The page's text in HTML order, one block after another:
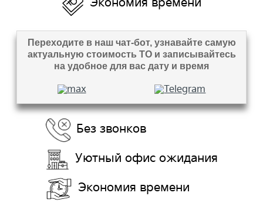
Экономия времени
Переходите в наш чат-бот, узнавайте самую
актуальную стоимость ТО и записывайтесь
на удобное для вас дату и время
Без звонков
Уютный офис ожидания
Экономия времени